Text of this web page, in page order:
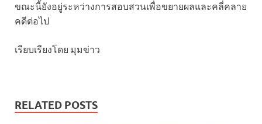
ขณะนี้ยังอยู่ระหว่างการสอบสวนเพื่อขยายผลและคลี่คลาย
คดีต่อไป
เรียบเรียงโดย มุมข่าว
RELATED POSTS